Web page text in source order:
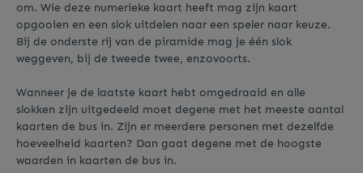
om. Wie deze numerieke kaart heeft mag zijn kaart
opgooien en een slok uitdelen naar een speler naar keuze.
Bij de onderste rij van de piramide mag je één slok
weggeven, bij de tweede twee, enzovoorts.
Wanneer je de laatste kaart hebt omgedraaid en alle
slokken zijn uitgedeeld moet degene met het meeste aantal
kaarten de bus in. Zijn er meerdere personen met dezelfde
hoeveelheid kaarten? Dan gaat degene met de hoogste
waarden in kaarten de bus in.